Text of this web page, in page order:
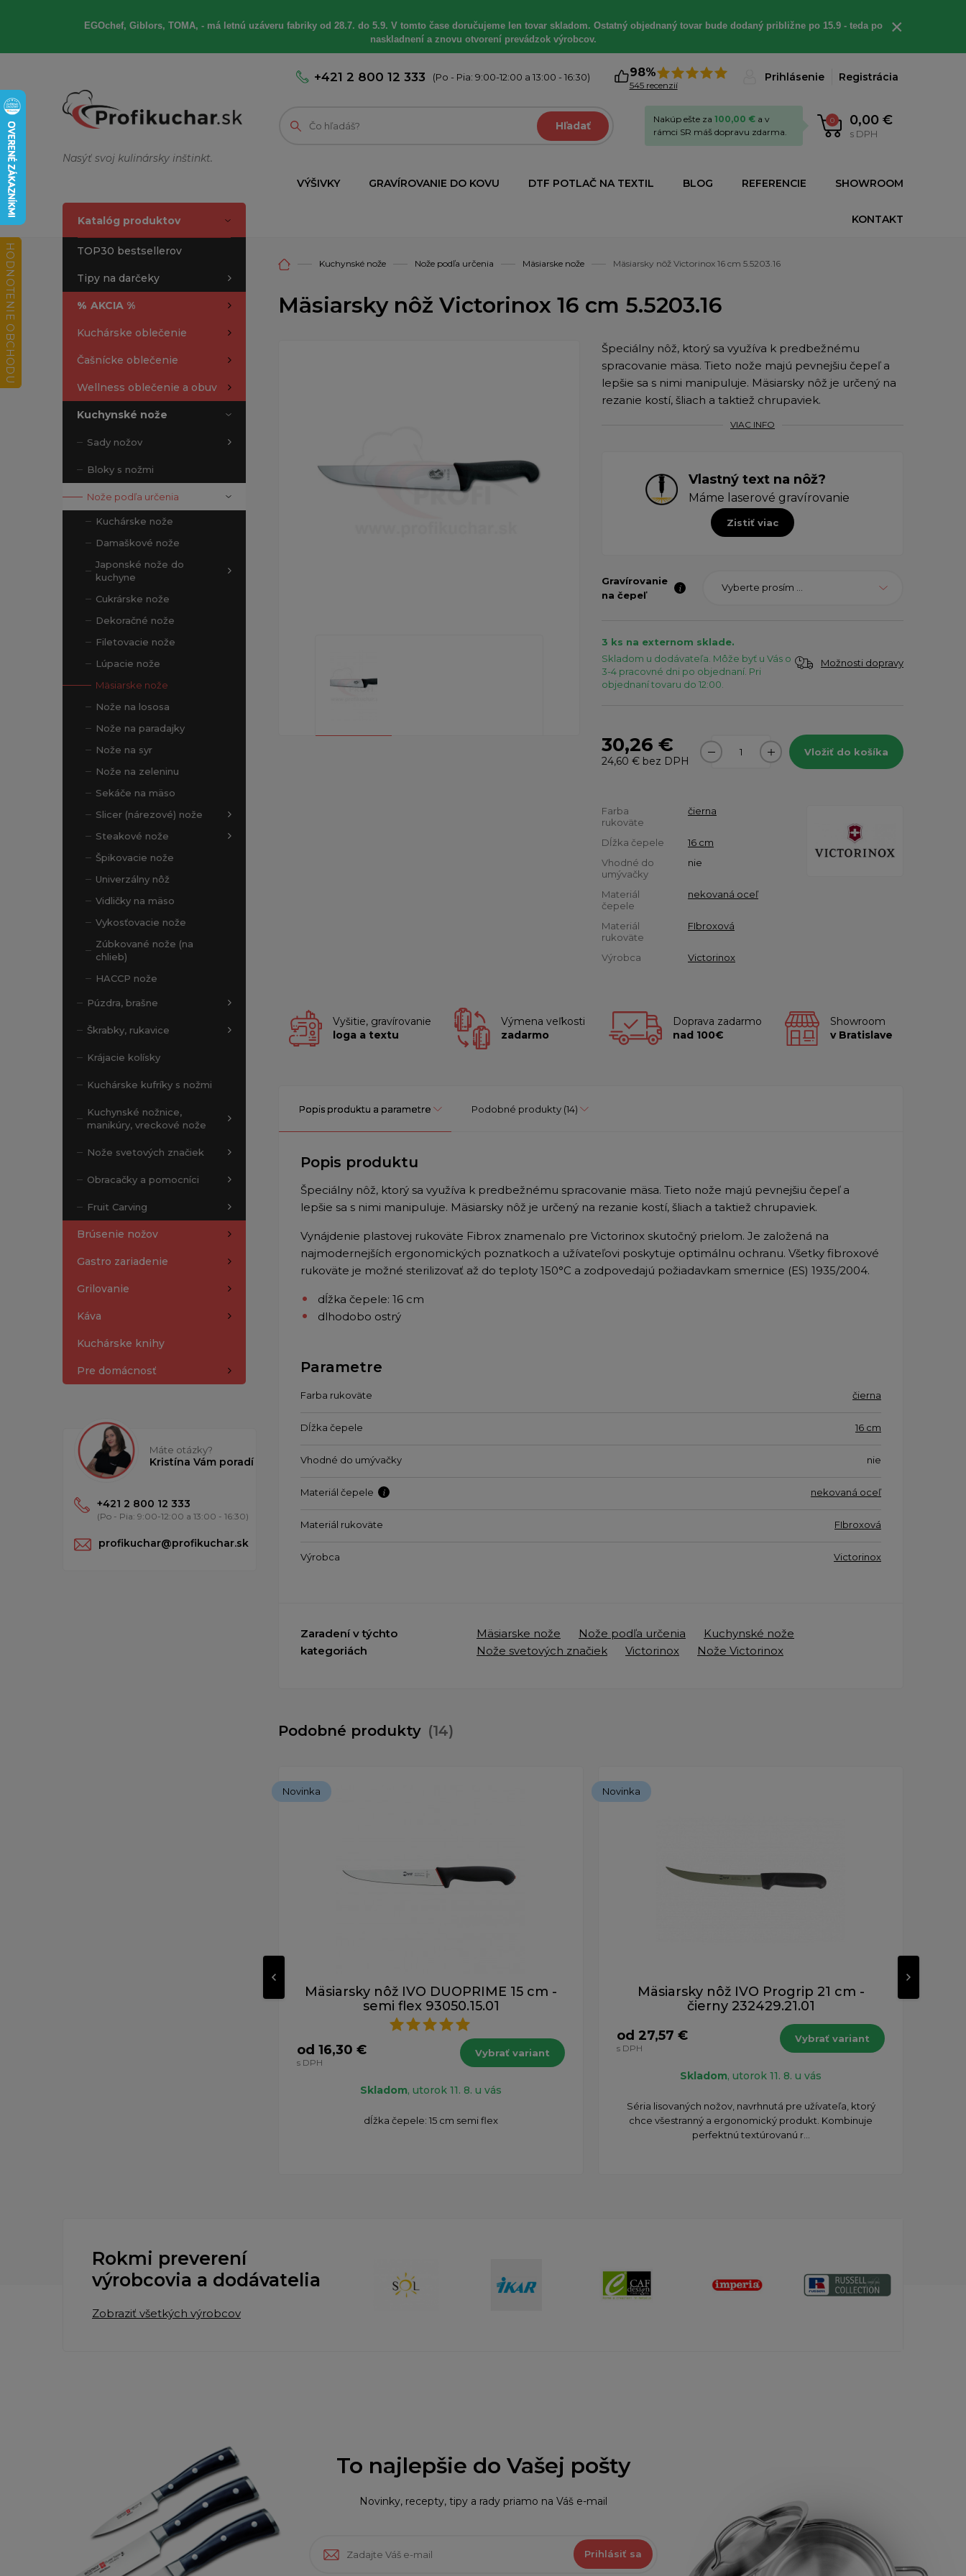
EGOchef, Giblors, TOMA, - má letnú uzáveru fabriky od 28.7. do 5.9. V tomto čase doručujeme len tovar skladom. Ostatný objednaný tovar bude dodaný približne po 15.9 - teda po
naskladnení a znovu otvorení prevádzok výrobcov.
×
Nasýť svoj kulinársky inštinkt.
+421 2 800 12 333 (Po - Pia: 9:00-12:00 a 13:00 - 16:30) 98%
545 recenzií
Prihlásenie Registrácia
Hľadať 0 0,00 €
s DPH
Nakúp ešte za 100,00 € a v
rámci SR máš dopravu zdarma.
VÝŠIVKY GRAVÍROVANIE DO KOVU DTF POTLAČ NA TEXTIL BLOG REFERENCIE SHOWROOM
KONTAKT
Katalóg produktov
TOP30 bestsellerov
Tipy na darčeky
% AKCIA %
Kuchárske oblečenie
Čašnícke oblečenie
Wellness oblečenie a obuv
Kuchynské nože
Sady nožov
Bloky s nožmi
Nože podľa určenia
Kuchárske nože
Damaškové nože
Japonské nože do
kuchyne
Cukrárske nože
Dekoračné nože
Filetovacie nože
Lúpacie nože
Mäsiarske nože
Nože na lososa
Nože na paradajky
Nože na syr
Nože na zeleninu
Sekáče na mäso
Slicer (nárezové) nože
Steakové nože
Špikovacie nože
Univerzálny nôž
Vidličky na mäso
Vykosťovacie nože
Zúbkované nože (na
chlieb)
HACCP nože
Púzdra, brašne
Škrabky, rukavice
Krájacie kolísky
Kuchárske kufríky s nožmi
Kuchynské nožnice,
manikúry, vreckové nože
Nože svetových značiek
Obracačky a pomocníci
Fruit Carving
Brúsenie nožov
Gastro zariadenie
Grilovanie
Káva
Kuchárske knihy
Pre domácnosť
Máte otázky?
Kristína Vám poradí
+421 2 800 12 333
(Po - Pia: 9:00-12:00 a 13:00 - 16:30)
profikuchar@profikuchar.sk
Kuchynské nože Nože podľa určenia Mäsiarske nože Mäsiarsky nôž Victorinox 16 cm 5.5203.16
Mäsiarsky nôž Victorinox 16 cm 5.5203.16
​Špeciálny nôž, ktorý sa využíva k predbežnému
spracovanie mäsa. Tieto nože majú pevnejšiu čepeľ a
lepšie sa s nimi manipuluje. Mäsiarsky nôž je určený na
rezanie kostí, šliach a taktiež chrupaviek.
VIAC INFO
Vlastný text na nôž?
Máme laserové gravírovanie
Zistiť viac
Gravírovanie
na čepeľ
Vyberte prosím ...
3 ks na externom sklade.
Skladom u dodávateľa. Môže byť u Vás o
3-4 pracovné dni po objednaní. Pri
objednaní tovaru do 12:00.
Možnosti dopravy
30,26 €
24,60 € bez DPH
Vložiť do košíka
Farba
rukoväte
čierna
Dĺžka čepele
16 cm
Vhodné do
umývačky
nie
Materiál
čepele
nekovaná oceľ
Materiál
rukoväte
FIbroxová
Výrobca Victorinox
Vyšitie, gravírovanie
loga a textu
Výmena veľkosti
zadarmo
Doprava zadarmo
nad 100€
Showroom
v Bratislave
Popis produktu a parametre Podobné produkty (14)
Popis produktu
Špeciálny nôž, ktorý sa využíva k predbežnému spracovanie mäsa. Tieto nože majú pevnejšiu čepeľ a
lepšie sa s nimi manipuluje. Mäsiarsky nôž je určený na rezanie kostí, šliach a taktiež chrupaviek.
Vynájdenie plastovej rukoväte Fibrox znamenalo pre Victorinox skutočný prielom. Je založená na
najmodernejších ergonomických poznatkoch a užívateľovi poskytuje optimálnu ochranu. Všetky fibroxové
rukoväte je možné sterilizovať až do teploty 150°C a zodpovedajú požiadavkam smernice (ES) 1935/2004.
dĺžka čepele: 16 cm
dlhodobo ostrý
Parametre
Farba rukoväte čierna
Dĺžka čepele 16 cm
Vhodné do umývačky nie
Materiál čepele nekovaná oceľ
Materiál rukoväte FIbroxová
Výrobca Victorinox
Zaradení v týchto
kategoriách
Mäsiarske nože Nože podľa určenia
Kuchynské nože
Nože svetových značiek
Victorinox Nože Victorinox
Podobné produkty (14)
Novinka
Mäsiarsky nôž IVO DUOPRIME 15 cm -
semi flex 93050.15.01
od 16,30 €
s DPH
Vybrať variant
Skladom, utorok 11. 8. u vás
dĺžka čepele: 15 cm semi flex
Novinka
Mäsiarsky nôž IVO Progrip 21 cm -
čierny 232429.21.01
od 27,57 €
s DPH
Vybrať variant
Skladom, utorok 11. 8. u vás
Séria lisovaných nožov, navrhnutá pre užívateľa, ktorý
chce všestranný a ergonomický produkt. Kombinuje
perfektnú textúrovanú r...
Rokmi preverení
výrobcovia a dodávatelia
Zobraziť všetkých výrobcov
To najlepšie do Vašej pošty
Novinky, recepty, tipy a rady priamo na Váš e-mail
Prihlásiť sa
HODNOTENIE OBCHODU